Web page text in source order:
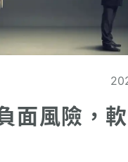
面風險，